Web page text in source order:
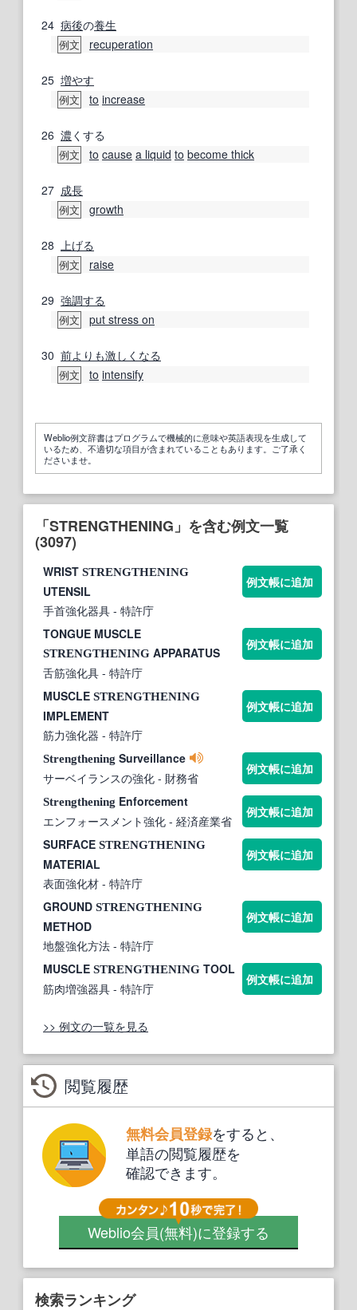
24 病後の養生
例文 recuperation
25 増やす
例文 to increase
26 濃 くする
例文 to cause a liquid to become thick
27 成長
例文 growth
28 上げる
例文 raise
29 強調する
例文 put stress on
30 前よりも激しくなる
例文 to intensify
Weblio例文辞書はプログラムで機械的に意味や英語表現を生成して
いるため、不適切な項目が含まれていることもあります。ご了承く
ださいませ。
「STRENGTHENING」を含む例文一覧
(3097)
WRIST STRENGTHENING
UTENSIL
手首強化器具 - 特許庁
例文帳に追加
TONGUE MUSCLE
STRENGTHENING APPARATUS
舌筋強化具 - 特許庁
例文帳に追加
MUSCLE STRENGTHENING
IMPLEMENT
筋力強化器 - 特許庁
例文帳に追加
Strengthening Surveillance
サーベイランスの強化 - 財務省
例文帳に追加
Strengthening Enforcement
エンフォースメント強化 - 経済産業省
例文帳に追加
SURFACE STRENGTHENING
MATERIAL
表面強化材 - 特許庁
例文帳に追加
GROUND STRENGTHENING
METHOD
地盤強化方法 - 特許庁
例文帳に追加
MUSCLE STRENGTHENING TOOL
筋肉増強器具 - 特許庁
例文帳に追加
>> 例文の一覧を見る
閲覧履歴
無料会員登録をすると、
単語の閲覧履歴を
確認できます。
Weblio会員(無料)に登録する
検索ランキング